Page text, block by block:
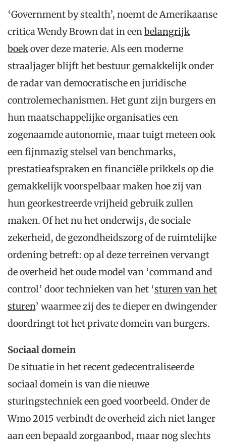
‘Government by stealth’, noemt de Amerikaanse
critica Wendy Brown dat in een belangrijk
boekover deze materie. Als een moderne
straaljager blijft het bestuur gemakkelijk onder
de radar van democratische en juridische
controlemechanismen. Het gunt zijn burgers en
hun maatschappelijke organisaties een
zogenaamde autonomie, maar tuigt meteen ook
een fijnmazig stelsel van benchmarks,
prestatieafspraken en financiële prikkels op die
gemakkelijk voorspelbaar maken hoe zij van
hun georkestreerde vrijheid gebruik zullen
maken. Of het nu het onderwijs, de sociale
zekerheid, de gezondheidszorg of de ruimtelijke
ordening betreft: op al deze terreinen vervangt
de overheid het oude model van ‘command and
control’ door technieken van het ‘sturen van het
sturen’ waarmee zij des te dieper en dwingender
doordringt tot het private domein van burgers.
Sociaal domein
De situatie in het recent gedecentraliseerde
sociaal domein is van die nieuwe
sturingstechniek een goed voorbeeld. Onder de
Wmo 2015 verbindt de overheid zich niet langer
aan een bepaald zorgaanbod, maar nog slechts